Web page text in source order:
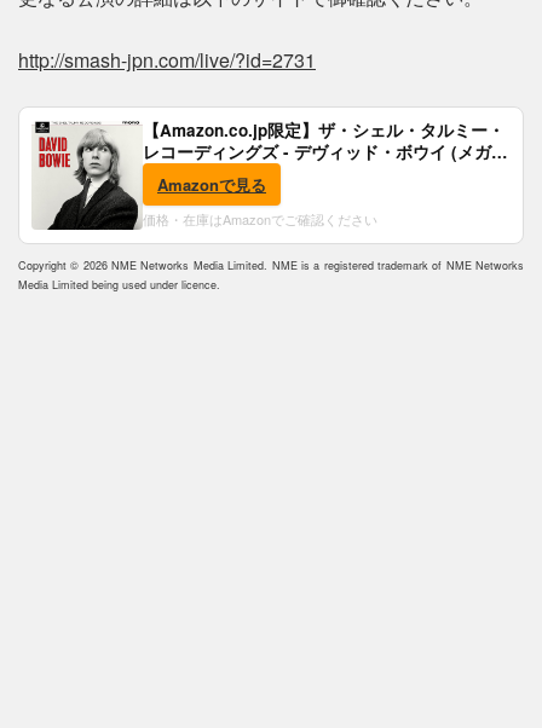
http://smash-jpn.com/live/?id=2731
【Amazon.co.jp限定】ザ・シェル・タルミー・
レコーディングズ - デヴィッド・ボウイ (メガジ
ャケ付)
Amazonで見る
価格・在庫はAmazonでご確認ください
Copyright © 2026 NME Networks Media Limited. NME is a registered trademark of NME Networks
Media Limited being used under licence.